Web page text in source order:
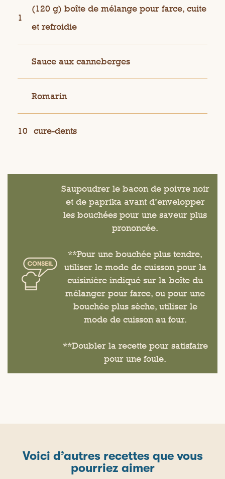
1
(120 g) boîte de mélange pour farce, cuite
et refroidie
Sauce aux canneberges
Romarin
10 cure-dents
Saupoudrer le bacon de poivre noir
et de paprika avant d’envelopper
les bouchées pour une saveur plus
prononcée.
**Pour une bouchée plus tendre,
utiliser le mode de cuisson pour la
cuisinière indiqué sur la boîte du
mélanger pour farce, ou pour une
bouchée plus sèche, utiliser le
mode de cuisson au four.
**Doubler la recette pour satisfaire
pour une foule.
Voici d’autres recettes que vous
pourriez aimer